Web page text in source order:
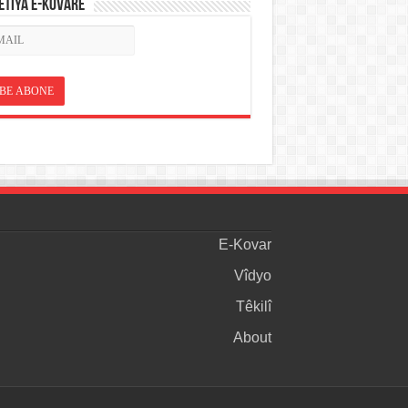
E-KOVARÊ
E-Kovar
Vîdyo
Têkilî
About